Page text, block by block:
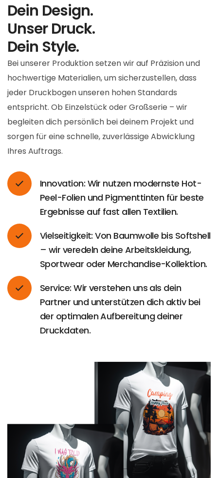
Dein Design.
Unser Druck.
Dein Style.
Bei unserer Produktion setzen wir auf Präzision und
hochwertige Materialien, um sicherzustellen, dass
jeder Druckbogen unseren hohen Standards
entspricht. Ob Einzelstück oder Großserie – wir
begleiten dich persönlich bei deinem Projekt und
sorgen für eine schnelle, zuverlässige Abwicklung
Ihres Auftrags.
Innovation: Wir nutzen modernste Hot-
Peel-Folien und Pigmenttinten für beste
Ergebnisse auf fast allen Textilien.
Vielseitigkeit: Von Baumwolle bis Softshell
– wir veredeln deine Arbeitskleidung,
Sportwear oder Merchandise-Kollektion.
Service: Wir verstehen uns als dein
Partner und unterstützen dich aktiv bei
der optimalen Aufbereitung deiner
Druckdaten.